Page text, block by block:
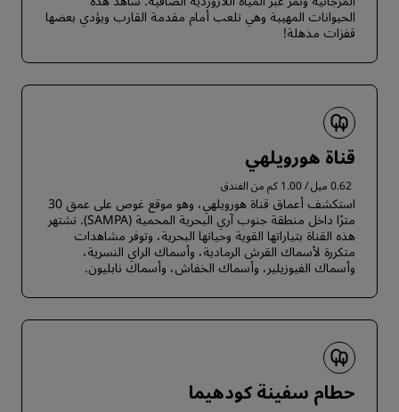
الحيوانات المهيبة وهي تلعب أمام مقدمة القارب ويؤدي بعضها
قفزات مذهلة!
قناة هورويلهي
0.62 ميل / 1.00 كم من الفندق
استكشف أعماق قناة هورويلهي، وهو موقع غوص على عمق 30
مترًا داخل منطقة جنوب آري البحرية المحمية (SAMPA). تشتهر
هذه القناة بتياراتها القوية وحياتها البحرية، وتوفر مشاهدات
متكررة لأسماك القرش الرمادية، وأسماك الراي النسرية،
وأسماك الفيوزيلير، وأسماك الخفاش، وأسماك نابليون.
حطام سفينة كودهيما